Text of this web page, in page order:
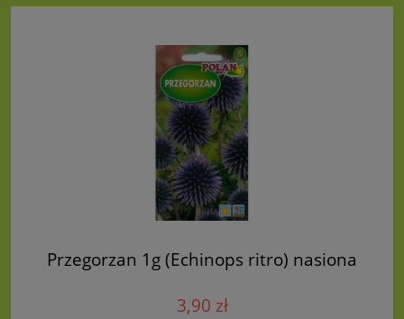
Przegorzan 1g (Echinops ritro) nasiona
3,90 zł